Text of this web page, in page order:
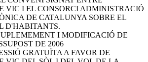
VIC I EL CONSORCI ADMINISTRACIÓ
DE CATALUNYA SOBRE EL
D'HABITANTS.
I MODIFICACIÓ DE
DE 2006
GRATUÏTA A FAVOR DE